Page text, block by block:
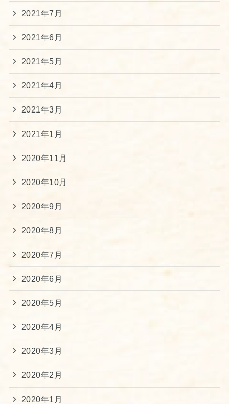
2021年7月
2021年6月
2021年5月
2021年4月
2021年3月
2021年1月
2020年11月
2020年10月
2020年9月
2020年8月
2020年7月
2020年6月
2020年5月
2020年4月
2020年3月
2020年2月
2020年1月